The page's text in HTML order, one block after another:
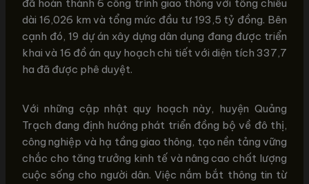
đã hoàn thành 6 công trình giao thông với tổng chiều
dài 16,026 km và tổng mức đầu tư 193,5 tỷ đồng. Bên
cạnh đó, 19 dự án xây dựng dân dụng đang được triển
khai và 16 đồ án quy hoạch chi tiết với diện tích 337,7
ha đã được phê duyệt.
Với những cập nhật quy hoạch này, huyện Quảng
Trạch đang định hướng phát triển đồng bộ về đô thị,
công nghiệp và hạ tầng giao thông, tạo nền tảng vững
chắc cho tăng trưởng kinh tế và nâng cao chất lượng
cuộc sống cho người dân. Việc nắm bắt thông tin từ